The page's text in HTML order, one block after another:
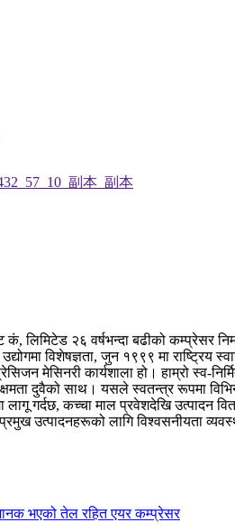
कं, लिमिटेड २६ वर्षभन्दा बढीको
विशेषज्ञता, जुन १९९९ मा
मेसिनरी कार्यशाला हो। हाम्रो स्व-
क्षमता दुवैको साथ। यसले स्वतन्त्र रूपमा
लागू गर्दछ, कच्चा माल प्रवेशदेखि उत्पादन
उत्पादनहरूको लागि विश्वसनीयता